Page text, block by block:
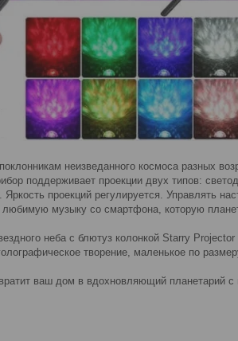
неизведанного космоса разных
поддерживает проекции двух типов:
Яркость проекций регулируется. Управлять
музыку со смартфона, которую
неба с блютуз колонкой Starry
творение, маленькое по
ваш дом в вдохновляющий планетарий с